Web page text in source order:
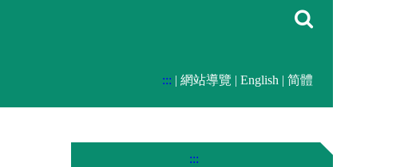
::: | 網站導覽 | English | 简體
:::